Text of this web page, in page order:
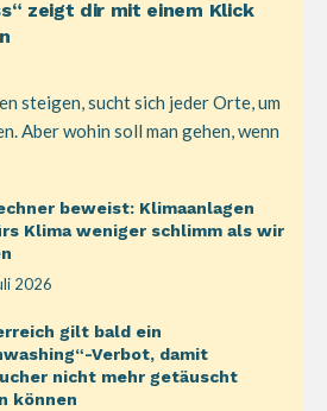
zeigt dir mit einem Klick
steigen, sucht sich jeder Orte, um
Aber wohin soll man gehen, wenn
beweist: Klimaanlagen
Klima weniger schlimm als wir
2026
gilt bald ein
Verbot, damit
nicht mehr getäuscht
können